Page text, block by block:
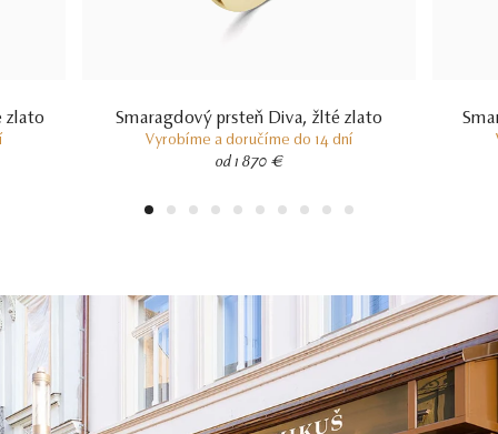
zlato Smaragdový prsteň Diva, žlté zlato
Vyrobíme a doručíme do 14 dní
od 1 870 €
1 2 3 4 5 6 7 8 9 10